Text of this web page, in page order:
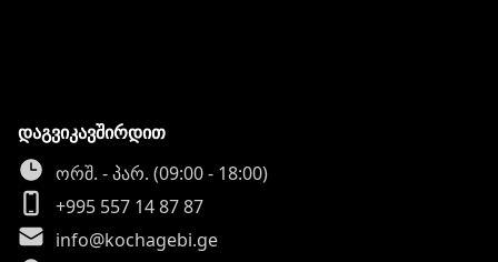
დაგვიკავშირდით
ორშ. - პარ. (09:00 - 18:00)
+995 557 14 87 87
info@kochagebi.ge